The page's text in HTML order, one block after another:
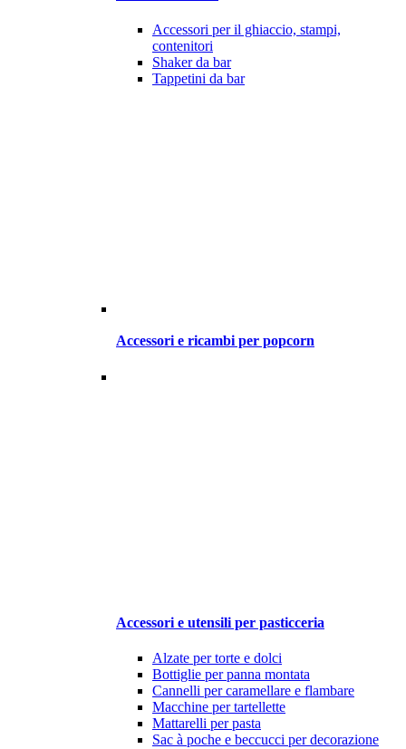
Accessori per il ghiaccio, stampi,
contenitori
Shaker da bar
Tappetini da bar
Accessori e ricambi per popcorn
Accessori e utensili per pasticceria
Alzate per torte e dolci
Bottiglie per panna montata
Cannelli per caramellare e flambare
Macchine per tartellette
Mattarelli per pasta
Sac à poche e beccucci per decorazione